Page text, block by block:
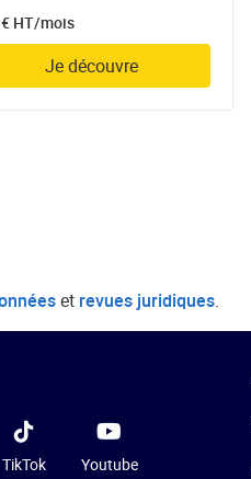
HT/mois
Je découvre
et revues juridiques.
TikTok Youtube